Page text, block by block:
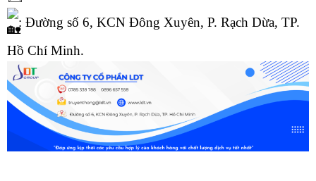
: Đường số 6, KCN Đông Xuyên, P. Rạch Dừa, TP.
Hồ Chí Minh.